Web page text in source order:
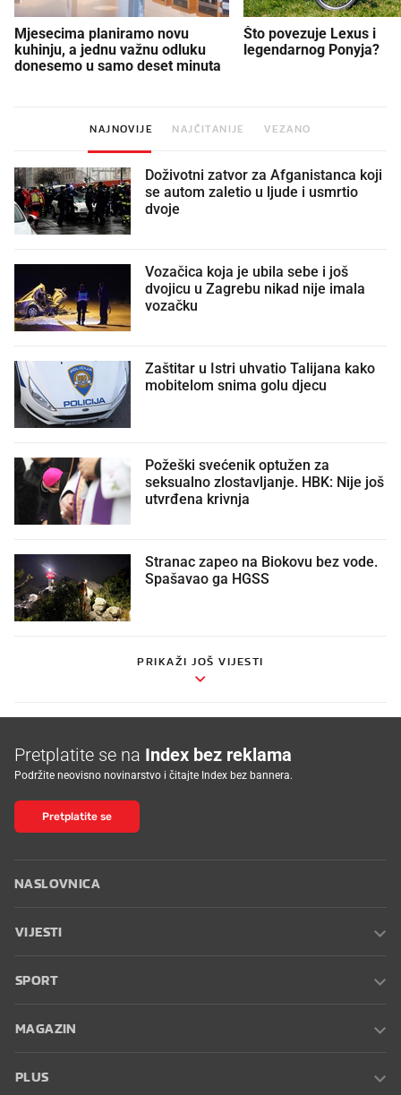
Mjesecima planiramo novu
kuhinju, a jednu važnu odluku
donesemo u samo deset minuta
Što povezuje Lexus i
legendarnog Ponyja?
NAJNOVIJE NAJČITANIJE VEZANO
Doživotni zatvor za Afganistanca koji
se autom zaletio u ljude i usmrtio
dvoje
Vozačica koja je ubila sebe i još
dvojicu u Zagrebu nikad nije imala
vozačku
Zaštitar u Istri uhvatio Talijana kako
mobitelom snima golu djecu
Požeški svećenik optužen za
seksualno zlostavljanje. HBK: Nije još
utvrđena krivnja
Stranac zapeo na Biokovu bez vode.
Spašavao ga HGSS
PRIKAŽI JOŠ VIJESTI
Pretplatite se na Index bez reklama
Podržite neovisno novinarstvo i čitajte Index bez bannera.
Pretplatite se
NASLOVNICA
VIJESTI
SPORT
MAGAZIN
PLUS